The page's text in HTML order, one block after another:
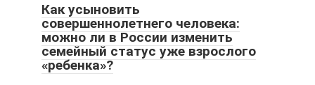
Как усыновить
совершеннолетнего человека:
можно ли в России изменить
семейный статус уже взрослого
«ребенка»?